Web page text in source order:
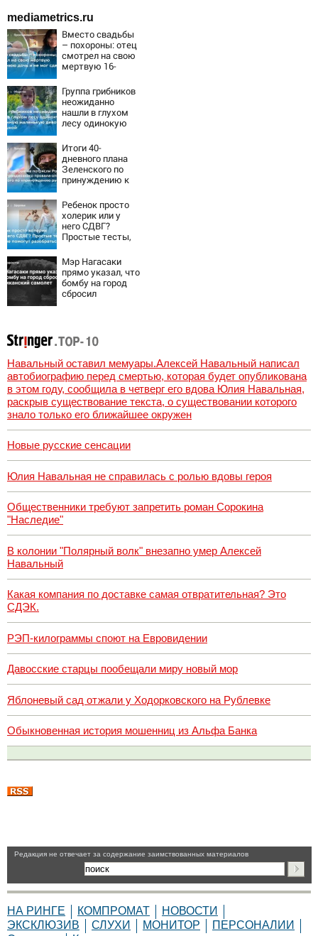
mediametrics.ru
Вместо свадьбы
– похороны: отец
смотрел на свою
мертвую 16-
мог сдержать
слезы
Группа грибников
неожиданно
нашли в глухом
лесу одинокую
маленькую
девочку с
игрушкой
Итоги 40-
дневного плана
Зеленского по
принуждению к
ответила Россия,
полный разбор
провала операции
Украины от
военкора Коца
Ребенок просто
холерик или у
него СДВГ?
Простые тесты,
разобраться
Мэр Нагасаки
прямо указал, что
бомбу на город
сбросил
Навальный оставил мемуары.Алексей Навальный написал
автобиографию перед смертью, которая будет опубликована
в этом году, сообщила в четверг его вдова Юлия Навальная,
раскрыв существование текста, о существовании которого
знало только его ближайшее окружен
Новые русские сенсации
Юлия Навальная не справилась с ролью вдовы героя
Общественники требуют запретить роман Сорокина
"Наследие"
В колонии "Полярный волк" внезапно умер Алексей
Навальный
Какая компания по доставке самая отвратительная? Это
СДЭК.
РЭП-килограммы споют на Евровидении
Давосские старцы пообещали миру новый мор
Яблоневый сад отжали у Ходорковского на Рублевке
Обыкновенная история мошенниц из Альфа Банка
Pедакция не отвечает за содержание заимствованных материалов
НА РИНГЕ КОМПРОМАТ
НОВОСТИ
ЭКСКЛЮЗИВ
СЛУХИ МОНИТОР
ПЕРСОНАЛИИ